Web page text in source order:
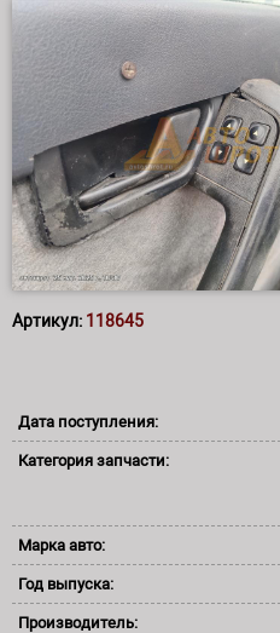
Артикул: 118645
Дата поступления:
Категория запчасти:
Марка авто:
Год выпуска:
Производитель: